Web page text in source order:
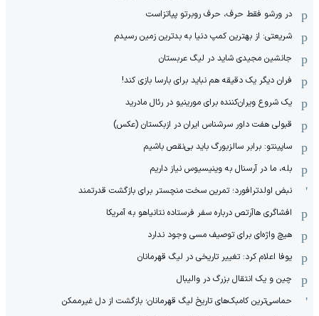
در ورشو فقط حرف، حرف روبرتو پیاتزاست
شریعتی: از بهترین کمپ‌ دنیا به بدترین زمین‌ رسیدم
جانشین مجیدی شاید در لیگ عربستان
فران دیگر یک دقیقه هم نباید برای بارسا بازی کند!
یک شروع ویران‌کننده برای مورینیو در رئال مادرید
قبولی هفت داور سرشناس ایران در ازبکستان (عکس)
ساپینتو: برابر سالزبورگ باید بی‌نقص باشیم
بله، ما در آرسنال به وینیسیوس نیاز داریم
نبض اولدترافورد؛ تمرین سخت منچستر برای بازگشت قدرتمند
افشاگری هاآرتص درباره سفر فرستاده نتانیاهو به آمریکا
هیچ واژه‌ای برای توصیف مسی وجود ندارد
یوفا اعلام کرد: تغییر تاریخی در لیگ قهرمانان
چین و یک انتقال بزرگ در والیبال
حماسی‌ترین کامبک‌های تاریخ لیگ قهرمانان؛ بازگشت از دل غیرممکن